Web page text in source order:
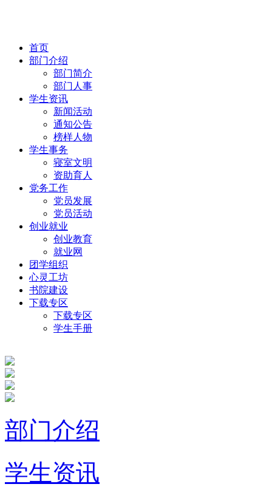
首页
部门介绍
部门简介
部门人事
学生资讯
新闻活动
通知公告
榜样人物
学生事务
寝室文明
资助育人
党务工作
党员发展
党员活动
创业就业
创业教育
就业网
团学组织
心灵工坊
书院建设
下载专区
下载专区
学生手册
部门介绍
学生资讯